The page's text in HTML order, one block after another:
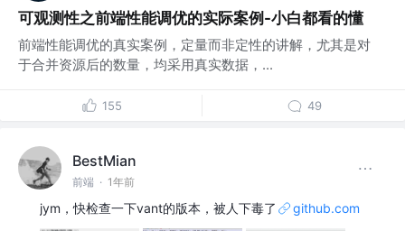
可观测性之前端性能调优的实际案例-小白都看的懂
前端性能调优的真实案例，定量而非定性的讲解，尤其是对
于合并资源后的数量，均采用真实数据，...
155 49
BestMian
前端 · 1年前
jym，快检查一下vant的版本，被人下毒了 github.com